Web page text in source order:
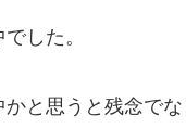
した。
と思うと残念でな